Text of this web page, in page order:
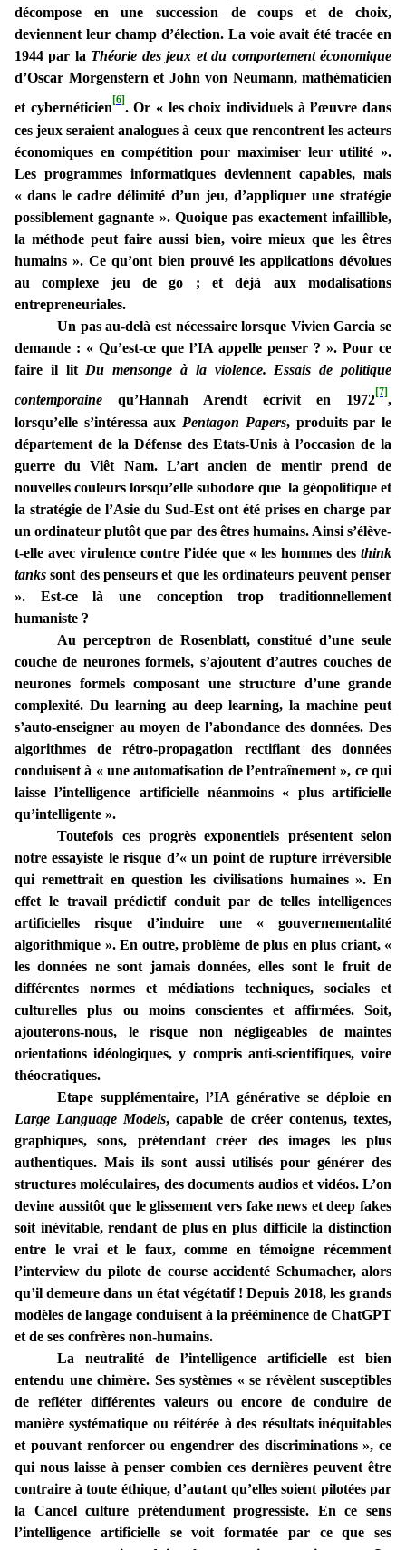
décompose en une succession de coups et de choix,
deviennent leur champ d’élection. La voie avait été tracée en
1944 par la Théorie des jeux et du comportement économique
d’Oscar Morgenstern et John von Neumann, mathématicien
et cybernéticien [6]. Or « les choix individuels à l’œuvre dans
ces jeux seraient analogues à ceux que rencontrent les acteurs
économiques en compétition pour maximiser leur utilité ».
Les programmes informatiques deviennent capables, mais
« dans le cadre délimité d’un jeu, d’appliquer une stratégie
possiblement gagnante ». Quoique pas exactement infaillible,
la méthode peut faire aussi bien, voire mieux que les êtres
humains ». Ce qu’ont bien prouvé les applications dévolues
au complexe jeu de go ; et déjà aux modalisations
entrepreneuriales.
Un pas au-delà est nécessaire lorsque Vivien Garcia se
demande : « Qu’est-ce que l’IA appelle penser ? ». Pour ce
faire il lit Du mensonge à la violence. Essais de politique
contemporaine qu’Hannah Arendt écrivit en 1972[7],
lorsqu’elle s’intéressa aux Pentagon Papers, produits par le
département de la Défense des Etats-Unis à l’occasion de la
guerre du Viêt Nam. L’art ancien de mentir prend de
nouvelles couleurs lorsqu’elle subodore que la géopolitique et
la stratégie de l’Asie du Sud-Est ont été prises en charge par
un ordinateur plutôt que par des êtres humains. Ainsi s’élève-
t-elle avec virulence contre l’idée que « les hommes des think
tanks sont des penseurs et que les ordinateurs peuvent penser
». Est-ce là une conception trop traditionnellement
humaniste ?
Au perceptron de Rosenblatt, constitué d’une seule
couche de neurones formels, s’ajoutent d’autres couches de
neurones formels composant une structure d’une grande
complexité. Du learning au deep learning, la machine peut
s’auto-enseigner au moyen de l’abondance des données. Des
algorithmes de rétro-propagation rectifiant des données
conduisent à « une automatisation de l’entraînement », ce qui
laisse l’intelligence artificielle néanmoins « plus artificielle
qu’intelligente ».
Toutefois ces progrès exponentiels présentent selon
notre essayiste le risque d’« un point de rupture irréversible
qui remettrait en question les civilisations humaines ». En
effet le travail prédictif conduit par de telles intelligences
artificielles risque d’induire une « gouvernementalité
algorithmique ». En outre, problème de plus en plus criant, «
les données ne sont jamais données, elles sont le fruit de
différentes normes et médiations techniques, sociales et
culturelles plus ou moins conscientes et affirmées. Soit,
ajouterons-nous, le risque non négligeables de maintes
orientations idéologiques, y compris anti-scientifiques, voire
théocratiques.
Etape supplémentaire, l’IA générative se déploie en
Large Language Models, capable de créer contenus, textes,
graphiques, sons, prétendant créer des images les plus
authentiques. Mais ils sont aussi utilisés pour générer des
structures moléculaires, des documents audios et vidéos. L’on
devine aussitôt que le glissement vers fake news et deep fakes
soit inévitable, rendant de plus en plus difficile la distinction
entre le vrai et le faux, comme en témoigne récemment
l’interview du pilote de course accidenté Schumacher, alors
qu’il demeure dans un état végétatif ! Depuis 2018, les grands
modèles de langage conduisent à la prééminence de ChatGPT
et de ses confrères non-humains.
La neutralité de l’intelligence artificielle est bien
entendu une chimère. Ses systèmes « se révèlent susceptibles
de refléter différentes valeurs ou encore de conduire de
manière systématique ou réitérée à des résultats inéquitables
et pouvant renforcer ou engendrer des discriminations », ce
qui nous laisse à penser combien ces dernières peuvent être
contraire à toute éthique, d’autant qu’elles soient pilotées par
la Cancel culture prétendument progressiste. En ce sens
l’intelligence artificielle se voit formatée par ce que ses